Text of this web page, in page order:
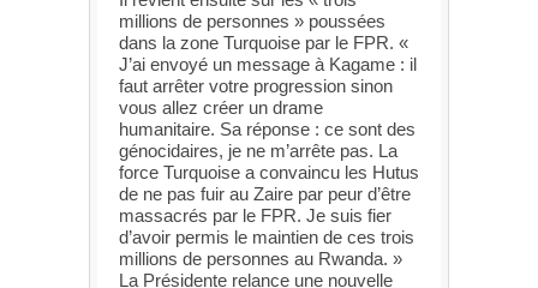
millions de personnes » poussées
dans la zone Turquoise par le FPR. «
J’ai envoyé un message à Kagame : il
faut arrêter votre progression sinon
vous allez créer un drame
humanitaire. Sa réponse : ce sont des
génocidaires, je ne m’arrête pas. La
force Turquoise a convaincu les Hutus
de ne pas fuir au Zaire par peur d’être
massacrés par le FPR. Je suis fier
d’avoir permis le maintien de ces trois
millions de personnes au Rwanda. »
La Présidente relance une nouvelle